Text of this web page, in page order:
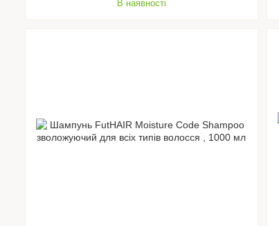
В наявності